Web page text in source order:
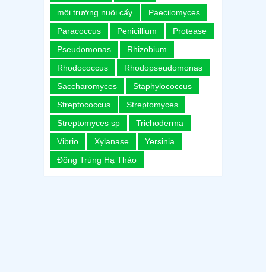
môi trường nuôi cấy
Paecilomyces
Paracoccus
Penicillium
Protease
Pseudomonas
Rhizobium
Rhodococcus
Rhodopseudomonas
Saccharomyces
Staphylococcus
Streptococcus
Streptomyces
Streptomyces sp
Trichoderma
Vibrio
Xylanase
Yersinia
Đông Trùng Hạ Thảo